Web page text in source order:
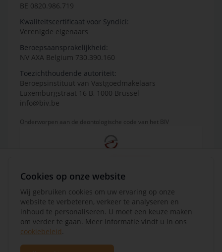
BE 0820.986.719
Kwaliteitscertificaat voor Syndici:
Verenigde eigenaars
Beroepsaansprakelijkheid:
NV AXA Belgium 730.390.160
Toezichthoudende autoriteit:
Beroepsinstituut van Vastgoedmakelaars
Luxemburgstraat 16 B, 1000 Brussel
info@biv.be
Onderworpen aan de deontologische code van het BIV
Cookies op onze website
Wij gebruiken cookies om uw ervaring op onze
website te verbeteren, verkeer te analyseren en
inhoud te personaliseren. U moet een keuze maken
om verder te gaan. Meer informatie vindt u in ons
cookiebeleid.